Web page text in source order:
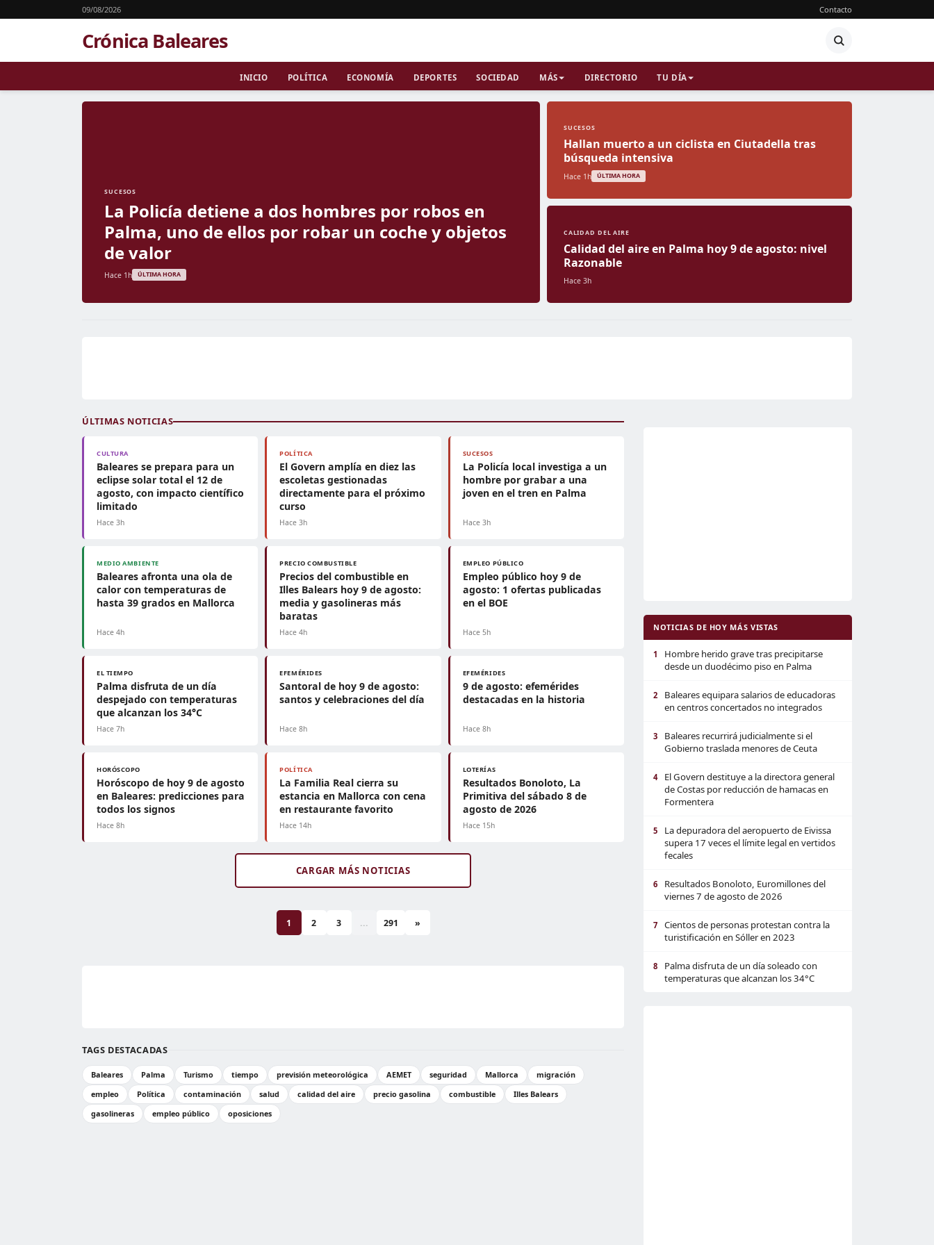
09/08/2026 Contacto
Crónica Baleares
INICIO POLÍTICA ECONOMÍA DEPORTES SOCIEDAD MÁS DIRECTORIO TU DÍA
SUCESOS
La Policía detiene a dos hombres por robos en
Palma, uno de ellos por robar un coche y objetos
de valor
Hace 1h ÚLTIMA HORA
SUCESOS
Hallan muerto a un ciclista en Ciutadella tras
búsqueda intensiva
Hace 1h ÚLTIMA HORA
CALIDAD DEL AIRE
Calidad del aire en Palma hoy 9 de agosto: nivel
Razonable
Hace 3h
ÚLTIMAS NOTICIAS
CULTURA
Baleares se prepara para un
eclipse solar total el 12 de
agosto, con impacto científico
limitado
Hace 3h
POLÍTICA
El Govern amplía en diez las
escoletas gestionadas
directamente para el próximo
curso
Hace 3h
SUCESOS
La Policía local investiga a un
hombre por grabar a una
joven en el tren en Palma
Hace 3h
MEDIO AMBIENTE
Baleares afronta una ola de
calor con temperaturas de
hasta 39 grados en Mallorca
Hace 4h
PRECIO COMBUSTIBLE
Precios del combustible en
Illes Balears hoy 9 de agosto:
media y gasolineras más
baratas
Hace 4h
EMPLEO PÚBLICO
Empleo público hoy 9 de
agosto: 1 ofertas publicadas
en el BOE
Hace 5h
EL TIEMPO
Palma disfruta de un día
despejado con temperaturas
que alcanzan los 34°C
Hace 7h
EFEMÉRIDES
Santoral de hoy 9 de agosto:
santos y celebraciones del día
Hace 8h
EFEMÉRIDES
9 de agosto: efemérides
destacadas en la historia
Hace 8h
HORÓSCOPO
Horóscopo de hoy 9 de agosto
en Baleares: predicciones para
todos los signos
Hace 8h
POLÍTICA
La Familia Real cierra su
estancia en Mallorca con cena
en restaurante favorito
Hace 14h
LOTERÍAS
Resultados Bonoloto, La
Primitiva del sábado 8 de
agosto de 2026
Hace 15h
CARGAR MÁS NOTICIAS
1 2 3 ... 291 »
TAGS DESTACADAS
Baleares Palma Turismo tiempo previsión meteorológica AEMET seguridad Mallorca
migración
empleo
Política contaminación salud calidad del aire precio gasolina combustible
Illes Balears
gasolineras
empleo público oposiciones
NOTICIAS DE HOY MÁS VISTAS
1
Hombre herido grave tras precipitarse
desde un duodécimo piso en Palma
2
Baleares equipara salarios de educadoras
en centros concertados no integrados
3
Baleares recurrirá judicialmente si el
Gobierno traslada menores de Ceuta
4
El Govern destituye a la directora general
de Costas por reducción de hamacas en
Formentera
5
La depuradora del aeropuerto de Eivissa
supera 17 veces el límite legal en vertidos
fecales
6
Resultados Bonoloto, Euromillones del
viernes 7 de agosto de 2026
7
Cientos de personas protestan contra la
turistificación en Sóller en 2023
8
Palma disfruta de un día soleado con
temperaturas que alcanzan los 34°C